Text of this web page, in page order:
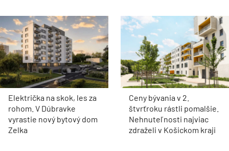
Električka na skok, les za
rohom. V Dúbravke
vyrastie nový bytový dom
Zelka
Ceny bývania v 2.
štvrťroku rástli pomalšie.
Nehnuteľnosti najviac
zdraželi v Košickom kraji